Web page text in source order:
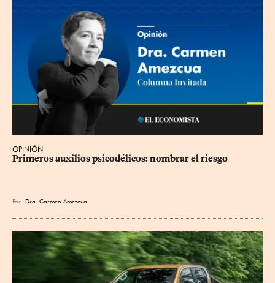
OPINIÓN
Primeros auxilios psicodélicos: nombrar el riesgo
Por Dra. Carmen Amezcua